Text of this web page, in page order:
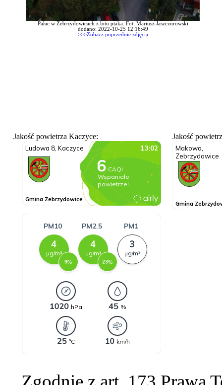
Pałac w Zebrzydowicach z lotu ptaka. Fot: Mariusz Jaszczurowski
dodano: 2022-10-25 12:16:49
>>>Zobacz poprzednie zdjęcia
Jakość powietrza Kaczyce: Jakość